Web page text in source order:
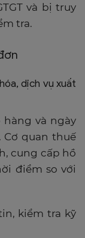
và bị truy
tra.
dịch vụ xuất
và ngày
Cơ quan thuế
cung cấp hồ
điểm so với
kiểm tra kỹ